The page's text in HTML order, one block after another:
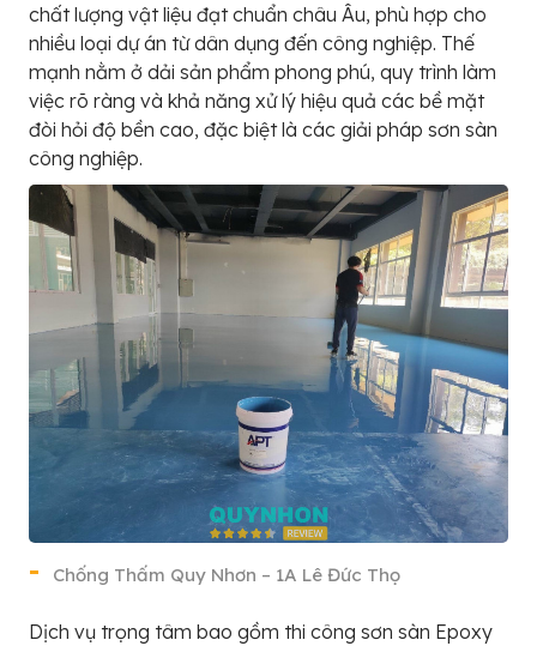
chất lượng vật liệu đạt chuẩn châu Âu, phù hợp cho
nhiều loại dự án từ dân dụng đến công nghiệp. Thế
mạnh nằm ở dải sản phẩm phong phú, quy trình làm
việc rõ ràng và khả năng xử lý hiệu quả các bề mặt
đòi hỏi độ bền cao, đặc biệt là các giải pháp sơn sàn
công nghiệp.
Chống Thấm Quy Nhơn – 1A Lê Đức Thọ
Dịch vụ trọng tâm bao gồm thi công sơn sàn Epoxy